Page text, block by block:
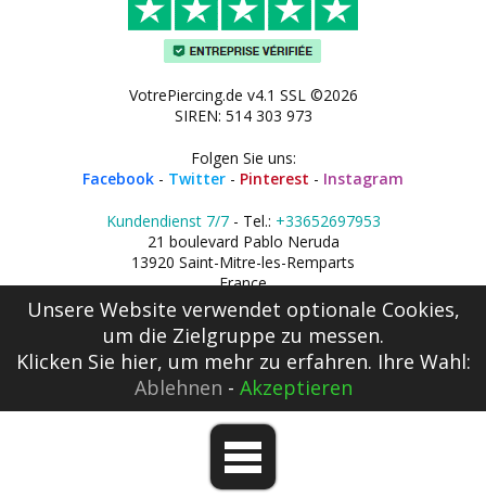
VotrePiercing.de v4.1 SSL ©2026
SIREN: 514 303 973
Folgen Sie uns:
Facebook - Twitter - Pinterest - Instagram
Kundendienst 7/7- Tel.: +33652697953
21 boulevard Pablo Neruda
13920 Saint-Mitre-les-Remparts
France
Unsere Website verwendet optionale Cookies,
um die Zielgruppe zu messen.
Klicken Sie hier, um mehr zu erfahren. Ihre Wahl:
Ablehnen - Akzeptieren